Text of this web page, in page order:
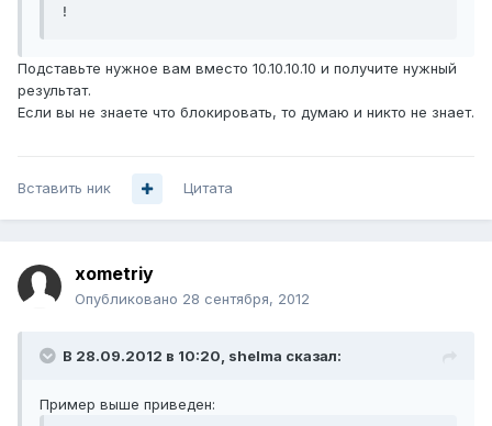
Подставьте нужное вам вместо 10.10.10.10 и получите нужный
результат.
Если вы не знаете что блокировать, то думаю и никто не знает.
Вставить ник Цитата
xometriy
Опубликовано 28 сентября, 2012
В 28.09.2012 в 10:20, shelma сказал:
Пример выше приведен: